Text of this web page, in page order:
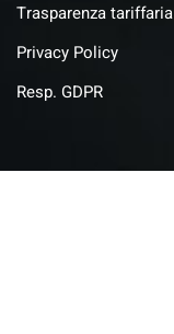
Trasparenza tariffaria
Privacy Policy
Resp. GDPR